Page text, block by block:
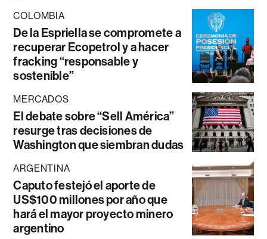
COLOMBIA
De la Espriella se compromete a
recuperar Ecopetrol y a hacer
fracking “responsable y
sostenible”
MERCADOS
El debate sobre “Sell América”
resurge tras decisiones de
Washington que siembran dudas
ARGENTINA
Caputo festejó el aporte de
US$100 millones por año que
hará el mayor proyecto minero
argentino